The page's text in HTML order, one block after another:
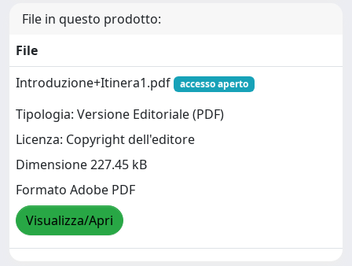
File in questo prodotto:
File
Introduzione+Itinera1.pdf
accesso aperto
Tipologia: Versione Editoriale (PDF)
Licenza: Copyright dell'editore
Dimensione 227.45 kB
Formato Adobe PDF
Visualizza/Apri